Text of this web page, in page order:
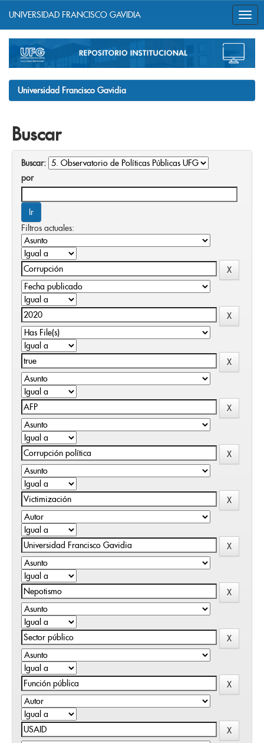
navigation
UNIVERSIDAD FRANCISCO GAVIDIA
Universidad Francisco Gavidia
Buscar
Buscar:
por
Filtros actuales: